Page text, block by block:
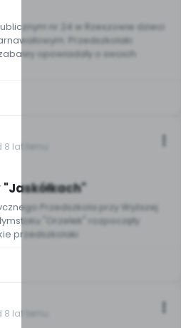
nr 24 w Rzeszowie dzieci
Przedszkolaki
opowiadały o swoich
lat temu
Przedszkola przy Wyższej
"Orzełek" rozpoczęły
przedszkolaki
lat temu